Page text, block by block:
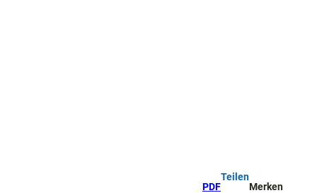
PDF
Teilen
Merken